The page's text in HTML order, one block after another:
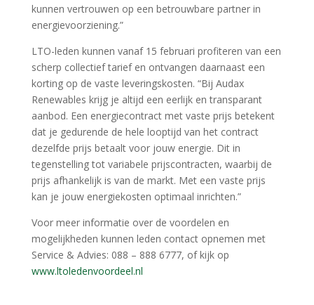
kunnen vertrouwen op een betrouwbare partner in
energievoorziening.”
LTO-leden kunnen vanaf 15 februari profiteren van een
scherp collectief tarief en ontvangen daarnaast een
korting op de vaste leveringskosten. “Bij Audax
Renewables krijg je altijd een eerlijk en transparant
aanbod. Een energiecontract met vaste prijs betekent
dat je gedurende de hele looptijd van het contract
dezelfde prijs betaalt voor jouw energie. Dit in
tegenstelling tot variabele prijscontracten, waarbij de
prijs afhankelijk is van de markt. Met een vaste prijs
kan je jouw energiekosten optimaal inrichten.”
Voor meer informatie over de voordelen en
mogelijkheden kunnen leden contact opnemen met
Service & Advies: 088 – 888 6777, of kijk op
www.ltoledenvoordeel.nl